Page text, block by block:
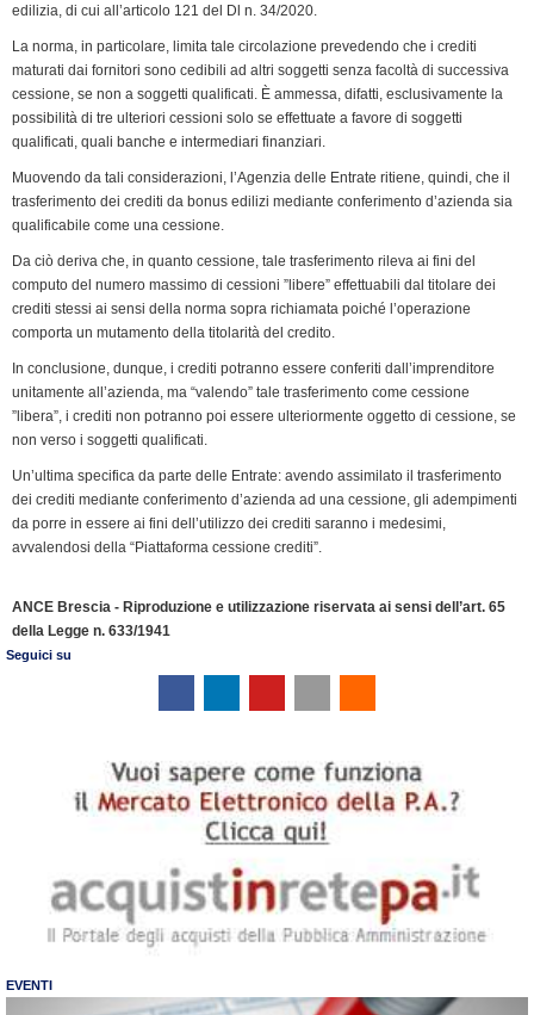
edilizia, di cui all’articolo 121 del Dl n. 34/2020.
La norma, in particolare, limita tale circolazione prevedendo che i crediti
maturati dai fornitori sono cedibili ad altri soggetti senza facoltà di successiva
cessione, se non a soggetti qualificati. È ammessa, difatti, esclusivamente la
possibilità di tre ulteriori cessioni solo se effettuate a favore di soggetti
qualificati, quali banche e intermediari finanziari.
Muovendo da tali considerazioni, l’Agenzia delle Entrate ritiene, quindi, che il
trasferimento dei crediti da bonus edilizi mediante conferimento d’azienda sia
qualificabile come una cessione.
Da ciò deriva che, in quanto cessione, tale trasferimento rileva ai fini del
computo del numero massimo di cessioni ”libere” effettuabili dal titolare dei
crediti stessi ai sensi della norma sopra richiamata poiché l’operazione
comporta un mutamento della titolarità del credito.
In conclusione, dunque, i crediti potranno essere conferiti dall’imprenditore
unitamente all’azienda, ma “valendo” tale trasferimento come cessione
”libera”, i crediti non potranno poi essere ulteriormente oggetto di cessione, se
non verso i soggetti qualificati.
Un’ultima specifica da parte delle Entrate: avendo assimilato il trasferimento
dei crediti mediante conferimento d’azienda ad una cessione, gli adempimenti
da porre in essere ai fini dell’utilizzo dei crediti saranno i medesimi,
avvalendosi della “Piattaforma cessione crediti”.
ANCE Brescia - Riproduzione e utilizzazione riservata ai sensi dell’art. 65
della Legge n. 633/1941
Seguici su
EVENTI